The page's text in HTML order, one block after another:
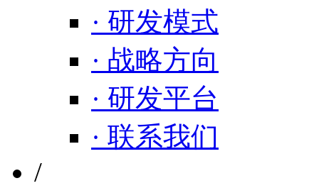
· 研发模式
· 战略方向
· 研发平台
· 联系我们
/